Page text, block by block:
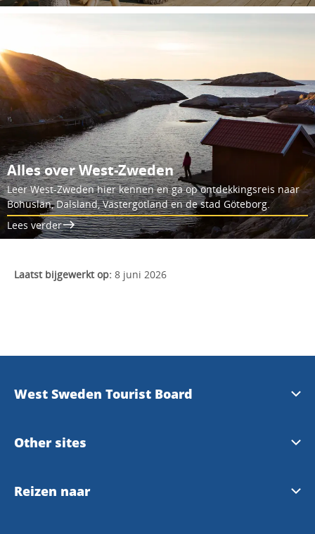
Alles over West-Zweden
Leer West-Zweden hier kennen en ga op ontdekkingsreis naar
Bohuslän, Dalsland, Västergötland en de stad Göteborg.
Lees verder
Laatst bijgewerkt op: 8 juni 2026
West Sweden Tourist Board
Press information
Other sites
Meet the locals
Reizen naar